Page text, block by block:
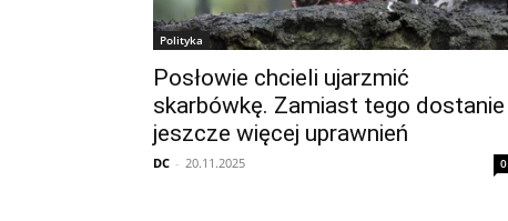
Polityka
Posłowie chcieli ujarzmić
skarbówkę. Zamiast tego dostanie
jeszcze więcej uprawnień
DC - 20.11.2025 0